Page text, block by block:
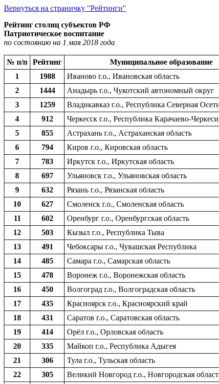
Вернуться на страничку "Рейтинги"
Рейтинг столиц субъектов РФ
Патриотическое воспитание
по состоянию на 1 мая 2018 года
№ п/п Рейтинг
Муниципальное образование
1
1988
Иваново г.о., Ивановская область
2
1444
Анадырь г.о., Чукотский автономный округ
3
1259
Владикавказ г.о., Республика Северная
4
912
Черкесск г.о., Республика Карачаево-
5
855
Астрахань г.о., Астраханская область
6
794
Киров г.о., Кировская область
7
783
Иркутск г.о., Иркутская область
8
697
Ульяновск г.о., Ульяновская область
9
632
Рязань г.о., Рязанская область
10
627
Смоленск г.о., Смоленская область
11
602
Оренбург г.о., Оренбургская область
12
503
Кызыл г.о., Республика Тыва
13
491
Чебоксары г.о., Чувашская Республика
14
485
Самара г.о., Самарская область
15
478
Воронеж г.о., Воронежская область
16
450
Волгоград г.о., Волгоградская область
17
435
Красноярск г.о., Красноярский край
18
431
Саратов г.о., Саратовская область
19
414
Орёл г.о., Орловская область
20
335
Майкоп г.о., Республика Адыгея
21
306
Тула г.о., Тульская область
22
305
Великий Новгород г.о., Новгородская